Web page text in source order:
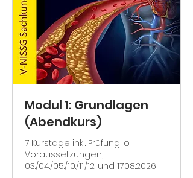
Modul 1: Grundlagen
(Abendkurs)
7 Kurstage inkl. Prüfung, o.
Voraussetzungen,
03./04./05./10./11./12. und 17.08.2026